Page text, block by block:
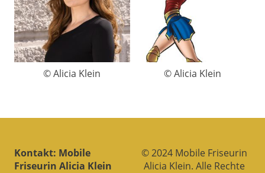
© Alicia Klein © Alicia Klein
Kontakt: Mobile
Friseurin Alicia Klein
© 2024 Mobile Friseurin
Alicia Klein. Alle Rechte